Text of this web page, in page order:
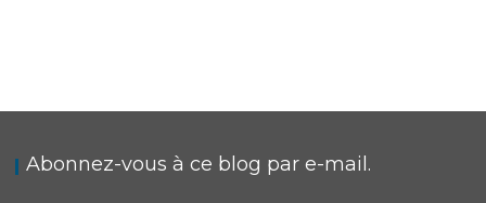
Abonnez-vous à ce blog par e-mail.